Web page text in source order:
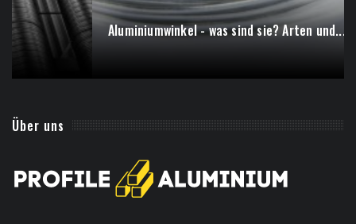
Aluminiumwinkel - was sind sie? Arten und...
Über uns